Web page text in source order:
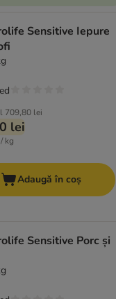
Sensitive Iepure
709,80 lei
lei
kg
Adaugă în coș
Sensitive Porc și